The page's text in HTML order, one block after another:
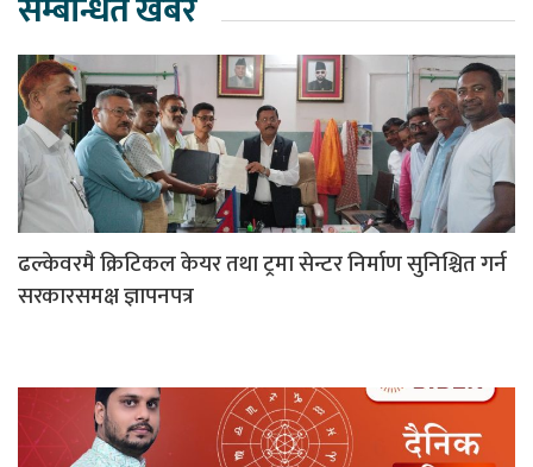
ढल्केवरमै क्रिटिकल केयर तथा ट्रमा सेन्टर निर्माण सुनिश्चित गर्न
सरकारसमक्ष ज्ञापनपत्र